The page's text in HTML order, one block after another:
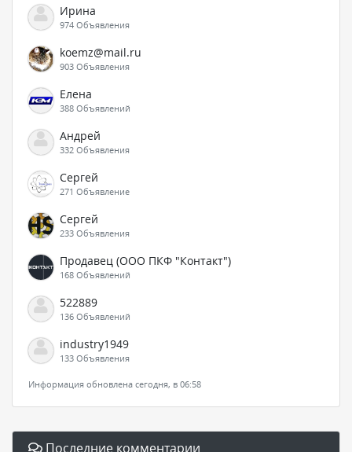
Ирина
974 Объявления
koemz@mail.ru
903 Объявления
Елена
388 Объявлений
Андрей
332 Объявления
Сергей
271 Объявление
Сергей
233 Объявления
Продавец (ООО ПКФ "Контакт")
168 Объявлений
522889
136 Объявлений
industry1949
133 Объявления
Информация обновлена сегодня, в 06:58
Последние комментарии